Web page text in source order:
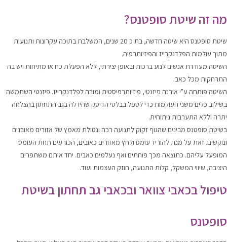
מה זה שיטת סופטנס?
שיטת סופטנס היא שיטה חדשה, בת כ 20 שנים, המשלבת בתוכה עקרונות ותנועות
מתוך עולמות הפלדנקרייז והפיזיותרפיה.
השיטה מעודדת אנשים לנוע ברכות ובאופן יצירתי, ללא הפעלת כח או מתיחות ויש בה
התרחקות מכל כאב.
השיטה פותחה ע"י אורנה פיזנטי, פיזיותרפיסטית ומורה לפלדנקרייז. פיזנטי השתמשה
בשילוב כלים משני העולמות כדי לטפל בבלטי הדיסק שהיו לה בגב התחתון בהצלחה
יתרה וללא התערבות ניתוחית.
בשיטת סופטנס מבינים שהגוף זקוק לתנועה רכה ונטולת מאמץ של אזורים מאובנים
ונוקשים. זאת על מנת להוריד עומס ולחץ מאזורים כאובים, הכורעים תחת העומס
המופעל עליהם. כתוצאה מכך פוחתים ואף נעלמים כאבים. יחד איתם משתפרים
היציבה, שיווי המשקל, קלות התנועה, חוזק העצמות ועוד.
טיפול בכאבי צוואר ובכאבי גב תחתון בשיטת
סופטנס